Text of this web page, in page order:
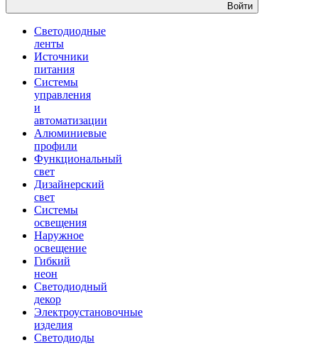
Войти
Светодиодные
ленты
Источники
питания
Системы
управления
и
автоматизации
Алюминиевые
профили
Функциональный
свет
Дизайнерский
свет
Системы
освещения
Наружное
освещение
Гибкий
неон
Светодиодный
декор
Электроустановочные
изделия
Светодиоды